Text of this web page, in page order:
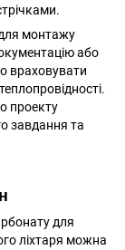
монтажу
або
враховувати
проекту
завдання та
для
ліхтаря можна